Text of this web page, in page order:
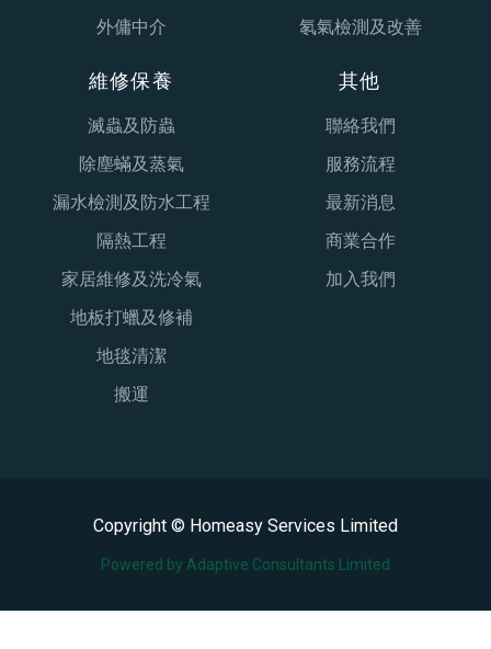
外傭中介
氡氣檢測及改善
維修保養
滅蟲及防蟲
除塵蟎及蒸氣
漏水檢測及防水工程
隔熱工程
家居維修及洗冷氣
地板打蠟及修補
地毯清潔
搬運
其他
聯絡我們
服務流程
最新消息
商業合作
加入我們
Copyright © Homeasy Services Limited
Powered by Adaptive Consultants Limited